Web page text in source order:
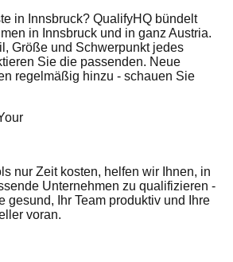
in Innsbruck? QualifyHQ bündelt
in Innsbruck und in ganz Austria.
Größe und Schwerpunkt jedes
Sie die passenden. Neue
regelmäßig hinzu - schauen Sie
nur Zeit kosten, helfen wir Ihnen, in
Unternehmen zu qualifizieren -
gesund, Ihr Team produktiv und Ihre
voran.